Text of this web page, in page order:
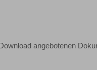
angebotenen